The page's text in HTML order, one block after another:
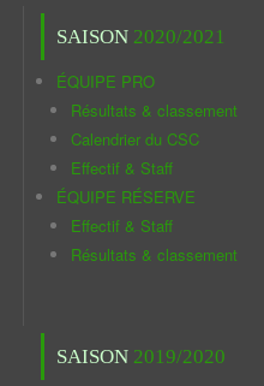
SAISON 2020/2021
ÉQUIPE PRO
Résultats & classement
Calendrier du CSC
Effectif & Staff
ÉQUIPE RÉSERVE
Effectif & Staff
Résultats & classement
SAISON 2019/2020